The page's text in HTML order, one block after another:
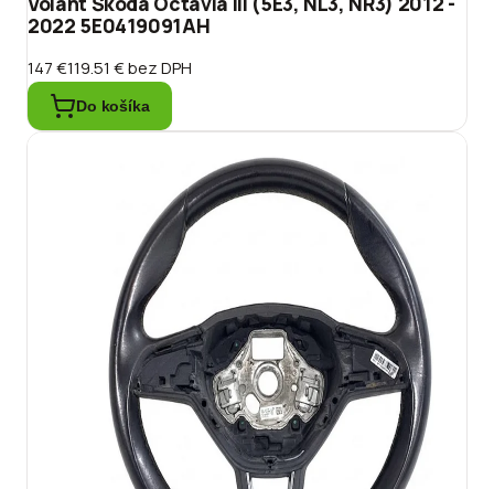
2022 5E0419091AH
147 €119.51 €bez DPH
Do košíka